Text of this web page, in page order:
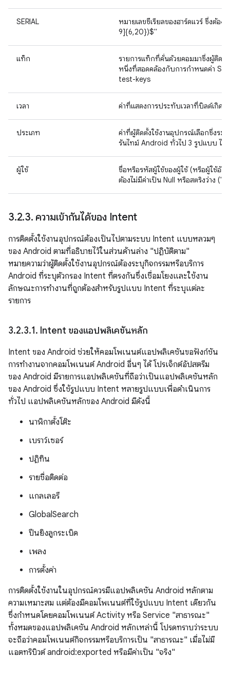
SERIAL
หมายเลขซีเรียลของฮาร์ดแวร์ ซึ่งต้อ
9]{6,20})$"
แท็ก
รายการแท็กที่คั่นด้วยคอมมาซึ่งผู้ติดตั้
หนึ่งที่สอดคล้องกับการกำหนดค่า
test-keys
เวลา ค่าที่แสดงการประทับเวลาที่บิลด์เกิดขึ้
ประเภท
ค่าที่ผู้ติดตั้งใช้งานอุปกรณ์เลือกซึ่งระ
รันไทม์ Android ทั่วไป 3 รูปแบบ ไ
ผู้ใช้
ชื่อหรือรหัสผู้ใช้ของผู้ใช้ (หรือผู้ใช้อัต
ต้องไม่มีค่าเป็น Null หรือสตริงว่าง ("")
3.2.3. ความเข้ากันได้ของ Intent
การติดตั้งใช้งานอุปกรณ์ต้องเป็นไปตามระบบ Intent แบบหลวมๆ
ของ Android ตามที่อธิบายไว้ในส่วนด้านล่าง "ปฏิบัติตาม"
หมายความว่าผู้ติดตั้งใช้งานอุปกรณ์ต้องระบุกิจกรรมหรือบริการ
Android ที่ระบุตัวกรอง Intent ที่ตรงกันซึ่งเชื่อมโยงและใช้งาน
ลักษณะการทำงานที่ถูกต้องสำหรับรูปแบบ Intent ที่ระบุแต่ละ
รายการ
3.2.3.1. Intent ของแอปพลิเคชันหลัก
Intent ของ Android ช่วยให้คอมโพเนนต์แอปพลิเคชันขอฟังก์ชัน
การทำงานจากคอมโพเนนต์ Android อื่นๆ ได้ โปรเจ็กต์อัปสตรีม
ของ Android มีรายการแอปพลิเคชันที่ถือว่าเป็นแอปพลิเคชันหลัก
ของ Android ซึ่งใช้รูปแบบ Intent หลายรูปแบบเพื่อดำเนินการ
ทั่วไป แอปพลิเคชันหลักของ Android มีดังนี้
นาฬิกาตั้งโต๊ะ
เบราว์เซอร์
ปฏิทิน
รายชื่อติดต่อ
แกลเลอรี
GlobalSearch
ปืนยิงลูกระเบิด
เพลง
การตั้งค่า
การติดตั้งใช้งานในอุปกรณ์ควรมีแอปพลิเคชัน Android หลักตาม
ความเหมาะสม แต่ต้องมีคอมโพเนนต์ที่ใช้รูปแบบ Intent เดียวกัน
ซึ่งกำหนดโดยคอมโพเนนต์ Activity หรือ Service "สาธารณะ"
ทั้งหมดของแอปพลิเคชัน Android หลักเหล่านี้ โปรดทราบว่าระบบ
จะถือว่าคอมโพเนนต์กิจกรรมหรือบริการเป็น "สาธารณะ" เมื่อไม่มี
แอตทริบิวต์ android:exported หรือมีค่าเป็น "จริง"